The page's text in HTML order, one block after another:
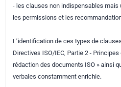
- les clauses non indispensables mais
les permissions et les
L’identification de ces types de
Directives ISO/IEC, Partie 2 -
rédaction des documents ISO » ainsi
verbales constamment enrichie.